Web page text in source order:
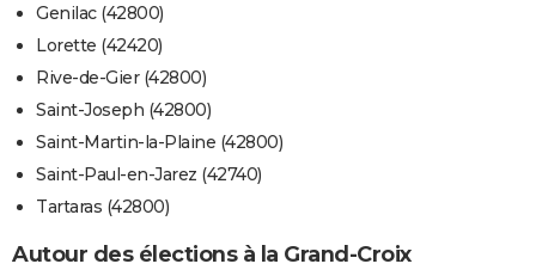
Genilac (42800)
Lorette (42420)
Rive-de-Gier (42800)
Saint-Joseph (42800)
Saint-Martin-la-Plaine (42800)
Saint-Paul-en-Jarez (42740)
Tartaras (42800)
Autour des élections à la Grand-Croix